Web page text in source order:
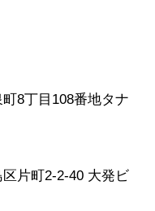
8丁目108番地タナ
片町2-2-40 大発ビ